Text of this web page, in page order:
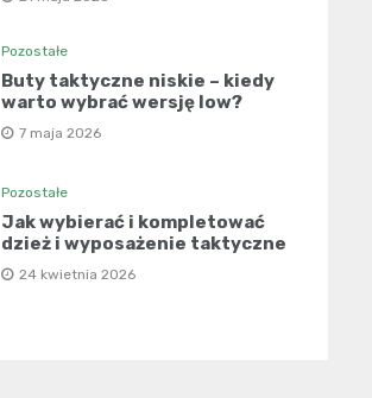
Pozostałe
Buty taktyczne niskie – kiedy
warto wybrać wersję low?
7 maja 2026
Pozostałe
Jak wybierać i kompletować
dzież i wyposażenie taktyczne
24 kwietnia 2026